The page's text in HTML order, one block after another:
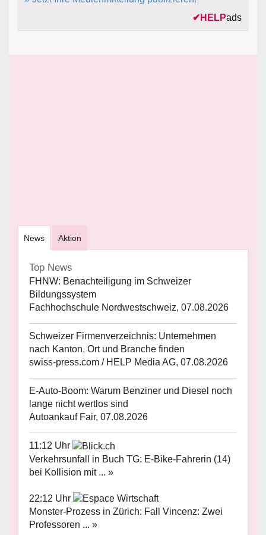
✔ HELPads
News Aktion
Top News
FHNW: Benachteiligung im Schweizer
Bildungssystem
Fachhochschule Nordwestschweiz, 07.08.2026
Schweizer Firmenverzeichnis: Unternehmen
nach Kanton, Ort und Branche finden
swiss-press.com / HELP Media AG, 07.08.2026
E-Auto-Boom: Warum Benziner und Diesel noch
lange nicht wertlos sind
Autoankauf Fair, 07.08.2026
11:12 Uhr
Verkehrsunfall in Buch TG: E-Bike-Fahrerin (14)
bei Kollision mit ... »
22:12 Uhr
Monster-Prozess in Zürich: Fall Vincenz: Zwei
Professoren ... »